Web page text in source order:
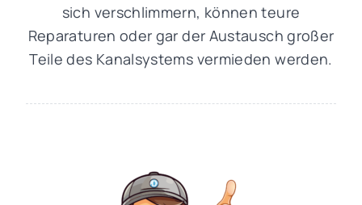
sich verschlimmern, können teure
Reparaturen oder gar der Austausch großer
Teile des Kanalsystems vermieden werden.